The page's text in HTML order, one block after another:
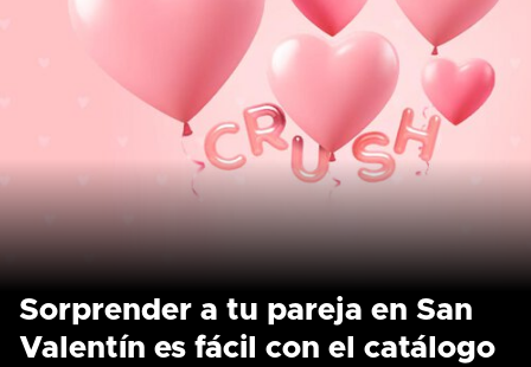
Sorprender a tu pareja en San
Valentín es fácil con el catálogo